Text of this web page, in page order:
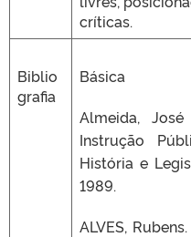
críticas.
Biblio
grafia
Básica
Almeida,
Instrução
História e
1989.
ALVES,